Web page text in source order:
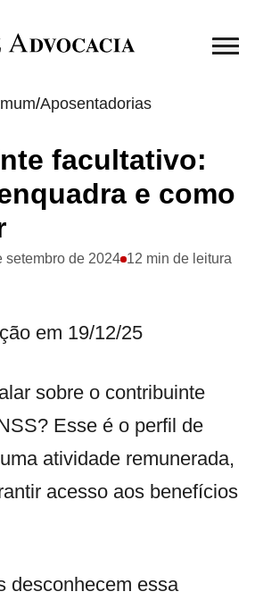
/Aposentadorias
facultativo:
e como
setembro de 2024 12 min de leitura
em 19/12/25
sobre o contribuinte
Esse é o perfil de
atividade remunerada,
acesso aos benefícios
desconhecem essa